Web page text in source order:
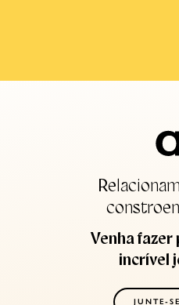
Venha
incrível
JUNTE-